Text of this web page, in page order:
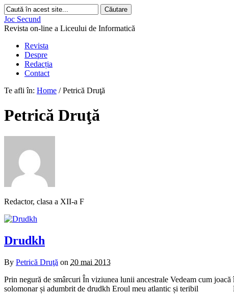
Joc Secund
Revista on-line a Liceului de Informatică
Revista
Despre
Redacția
Contact
Te afli în: Home / Petrică Druţă
Petrică Druţă
Redactor, clasa a XII-a F
Drudkh
By Petrică Druţă on 20 mai 2013
Prin negură de smârcuri În viziunea lunii ancestrale Vedeam cum
solomonar și adumbrit de drudkh Eroul meu atlantic și teribil